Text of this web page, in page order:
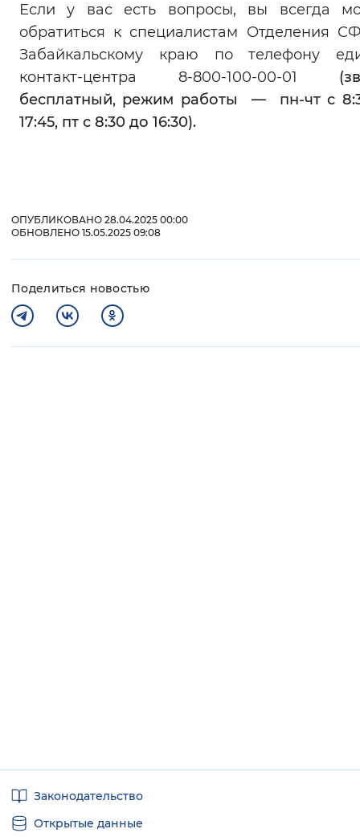
Если у вас есть вопросы, вы всегда
обратиться к специалистам Отделения
Забайкальскому краю по телефону
контакт-центра 8-800-100-00-01
бесплатный, режим работы — пн-чт с
17:45, пт с 8:30 до 16:30).
ОПУБЛИКОВАНО 28.04.2025 00:00
ОБНОВЛЕНО 15.05.2025 09:08
Поделиться новостью
ссылкиЗаконодательство
Открытые данные